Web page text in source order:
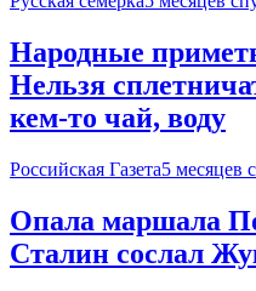
Народные
Нельзя
кем-то чай, воду
Российская Газета5 месяцев
Опала маршала
Сталин сослал